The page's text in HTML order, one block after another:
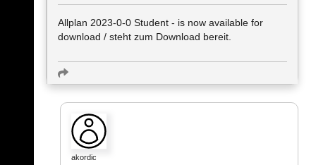
Allplan 2023-0-0 Student - is now available for
download / steht zum Download bereit.
akordic